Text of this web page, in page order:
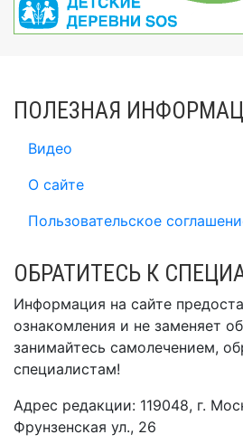
ПОЛЕЗНАЯ
Видео
О сайте
Пользовательское
ОБРАТИТЕСЬ К
Информация на сайте
ознакомления и не заменяет
занимайтесь самолечением,
специалистам!
Адрес редакции: 119048, г.
Фрунзенская ул., 26